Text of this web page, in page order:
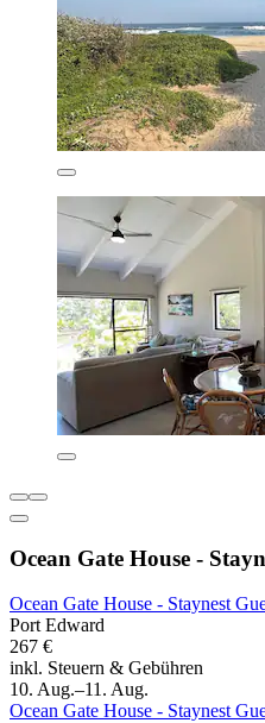
Ocean Gate House -
Ocean Gate House - Staynest
Port Edward
267 €
inkl. Steuern & Gebühren
10. Aug.–11. Aug.
Ocean Gate House - Staynest